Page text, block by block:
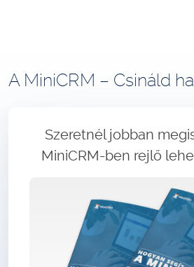
A MiniCRM – Csináld
Szeretnél jobban
MiniCRM-ben rejlő